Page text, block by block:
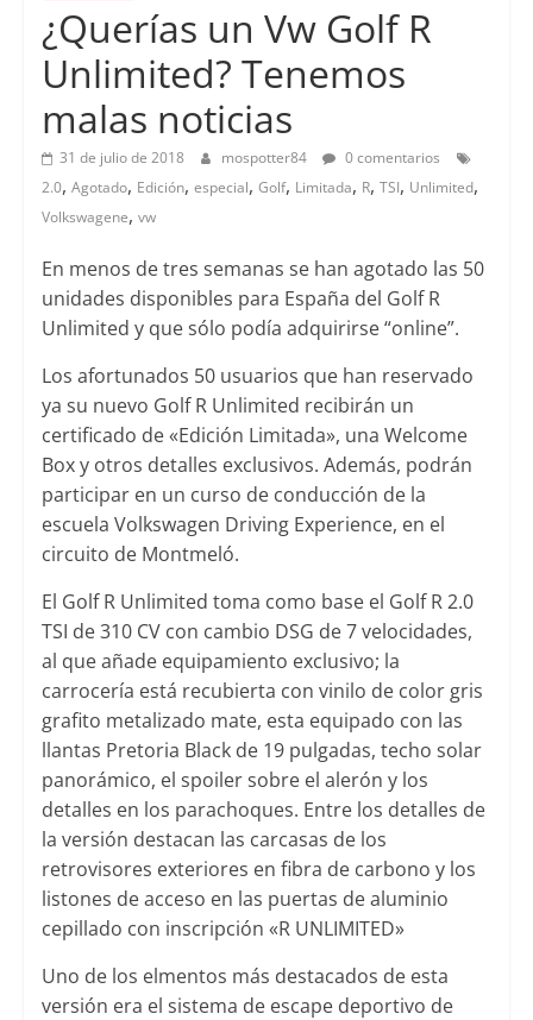
¿Querías un Vw Golf R
Unlimited? Tenemos
malas noticias
31 de julio de 2018 mospotter84
0 comentarios
2.0, Agotado, Edición, especial, Golf, Limitada, R, TSI, Unlimited,
Volkswagene, vw
En menos de tres semanas se han agotado las 50
unidades disponibles para España del Golf R
Unlimited y que sólo podía adquirirse “online”.
Los afortunados 50 usuarios que han reservado
ya su nuevo Golf R Unlimited recibirán un
certificado de «Edición Limitada», una Welcome
Box y otros detalles exclusivos. Además, podrán
participar en un curso de conducción de la
escuela Volkswagen Driving Experience, en el
circuito de Montmeló.
El Golf R Unlimited toma como base el Golf R 2.0
TSI de 310 CV con cambio DSG de 7 velocidades,
al que añade equipamiento exclusivo; la
carrocería está recubierta con vinilo de color gris
grafito metalizado mate, esta equipado con las
llantas Pretoria Black de 19 pulgadas, techo solar
panorámico, el spoiler sobre el alerón y los
detalles en los parachoques. Entre los detalles de
la versión destacan las carcasas de los
retrovisores exteriores en fibra de carbono y los
listones de acceso en las puertas de aluminio
cepillado con inscripción «R UNLIMITED»
Uno de los elmentos más destacados de esta
versión era el sistema de escape deportivo de